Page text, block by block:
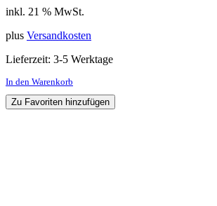
inkl. 21 % MwSt.
plus Versandkosten
Lieferzeit: 3-5 Werktage
In den Warenkorb
Zu Favoriten hinzufügen